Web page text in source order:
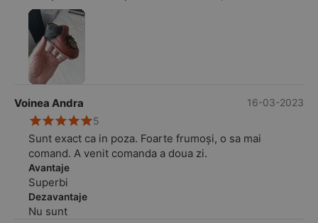
comanda, procesarea comenzii, livrare si nu in
ultimul rand calitatea produsului. ❤️
Voinea Andra
16-03-2023
5
Sunt exact ca in poza. Foarte frumoși, o sa mai
comand. A venit comanda a doua zi.
Avantaje
Superbi
Dezavantaje
Nu sunt